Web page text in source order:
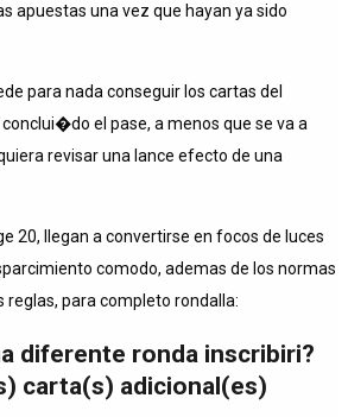
apuestas una vez que hayan ya sido
para nada conseguir los cartas del
el pase, a menos que se va a
revisar una lance efecto de una
20, llegan a convertirse en focos de luces
comodo, ademas de los normas
reglas, para completo rondalla:
diferente ronda inscribiri?
carta(s) adicional(es)